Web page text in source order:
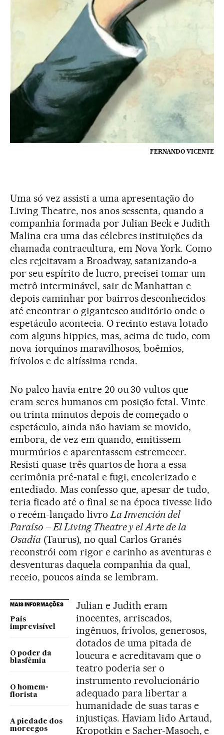
FERNANDO VICENTE
Uma só vez assisti a uma apresentação do
Living Theatre, nos anos sessenta, quando a
companhia formada por Julian Beck e Judith
Malina era uma das célebres instituições da
chamada contracultura, em Nova York. Como
eles rejeitavam a Broadway, satanizando-a
por seu espírito de lucro, precisei tomar um
metrô interminável, sair de Manhattan e
depois caminhar por bairros desconhecidos
até encontrar o gigantesco auditório onde o
espetáculo acontecia. O recinto estava lotado
com alguns hippies, mas, acima de tudo, com
nova-iorquinos maravilhosos, boêmios,
frívolos e de altíssima renda.
No palco havia entre 20 ou 30 vultos que
eram seres humanos em posição fetal. Vinte
ou trinta minutos depois de começado o
espetáculo, ainda não haviam se movido,
embora, de vez em quando, emitissem
murmúrios e aparentassem estremecer.
Resisti quase três quartos de hora a essa
cerimônia pré-natal e fugi, encolerizado e
entediado. Mas confesso que, apesar de tudo,
teria ficado até o final se na época tivesse lido
o recém-lançado livroLa Invención del
Paraíso – El Living Theatre y el Arte de la
Osadía (Taurus), no qual Carlos Granés
reconstrói com rigor e carinho as aventuras e
desventuras daquela companhia da qual,
receio, poucos ainda se lembram.
MAIS INFORMAÇÕES
País
imprevisível
O poder da
blasfêmia
O homem-
florista
A piedade dos
morcegos
Julian e Judith eram
inocentes, arriscados,
ingênuos, frívolos, generosos,
dotados de uma pitada de
loucura e acreditavam que o
teatro poderia ser o
instrumento revolucionário
adequado para libertar a
humanidade de suas taras e
injustiças. Haviam lido Artaud,
Kropotkin e Sacher-Masoch, e